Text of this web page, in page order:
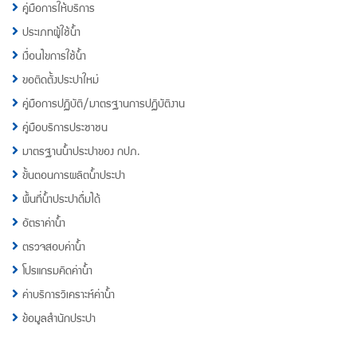
คู่มือการให้บริการ
ประเภทผู้ใช้น้ำ
เงื่อนไขการใช้น้ำ
ขอติดตั้งประปาใหม่
คู่มือการปฏิบัติ/มาตรฐานการปฏิบัติงาน
คู่มือบริการประชาชน
มาตรฐานน้ำประปาของ กปภ.
ขั้นตอนการผลิตน้ำประปา
พื้นที่น้ำประปาดื่มได้
อัตราค่าน้ำ
ตรวจสอบค่าน้ำ
โปรแกรมคิดค่าน้ำ
ค่าบริการวิเคราะห์ค่าน้ำ
ข้อมูลสำนักประปา